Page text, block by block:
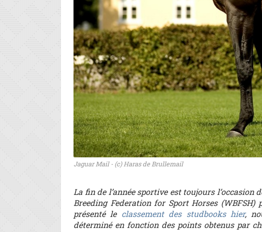
Jaguar Mail - (c) Haras de Brullemail
La fin de l’année sportive est toujours
Breeding Federation for Sport Horses
présenté le classement des studbooks hier,
déterminé en fonction des points obtenus par